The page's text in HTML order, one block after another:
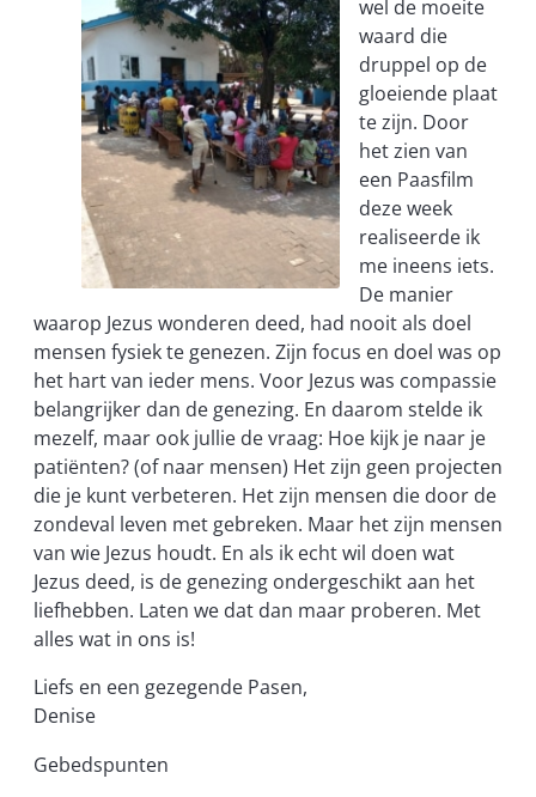
wel de moeite
waard die
druppel op de
gloeiende plaat
te zijn. Door
het zien van
een Paasfilm
deze week
realiseerde ik
me ineens iets.
De manier
waarop Jezus wonderen deed, had nooit als doel
mensen fysiek te genezen. Zijn focus en doel was op
het hart van ieder mens. Voor Jezus was compassie
belangrijker dan de genezing. En daarom stelde ik
mezelf, maar ook jullie de vraag: Hoe kijk je naar je
patiënten? (of naar mensen) Het zijn geen projecten
die je kunt verbeteren. Het zijn mensen die door de
zondeval leven met gebreken. Maar het zijn mensen
van wie Jezus houdt. En als ik echt wil doen wat
Jezus deed, is de genezing ondergeschikt aan het
liefhebben. Laten we dat dan maar proberen. Met
alles wat in ons is!
Liefs en een gezegende Pasen,
Denise
Gebedspunten